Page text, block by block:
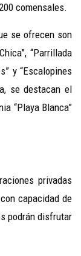
comensales.
se ofrecen son
“Parrillada
y “Escalopines
se destacan el
“Playa Blanca”
privadas
capacidad de
podrán disfrutar